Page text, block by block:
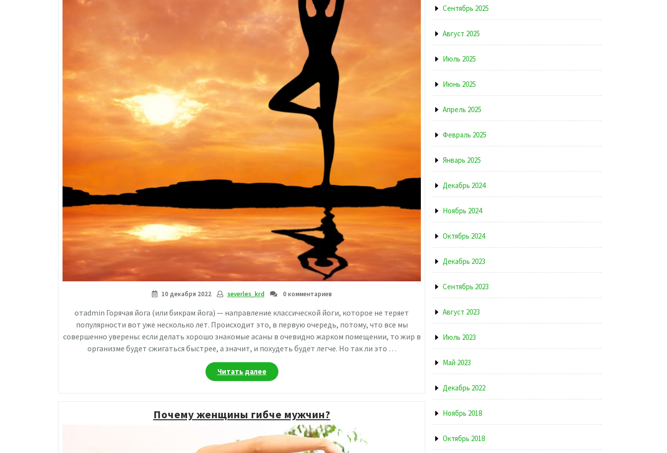
10 декабря 2022 severles_krd 0 комментариев
отadmin Горячая йога (или бикрам йога) — направление классической йоги, которое не теряет
популярности вот уже несколько лет. Происходит это, в первую очередь, потому, что все мы
совершенно уверены: если делать хорошо знакомые асаны в очевидно жарком помещении, то жир в
организме будет сжигаться быстрее, а значит, и похудеть будет легче. Но так ли это …
Читать далее«Холод
—
всему
голова:
что
так
с
Почему женщины гибче мужчин?
Сентябрь 2025
Август 2025
Июль 2025
Июнь 2025
Апрель 2025
Февраль 2025
Январь 2025
Декабрь 2024
Ноябрь 2024
Октябрь 2024
Декабрь 2023
Сентябрь 2023
Август 2023
Июль 2023
Май 2023
Декабрь 2022
Ноябрь 2018
Октябрь 2018